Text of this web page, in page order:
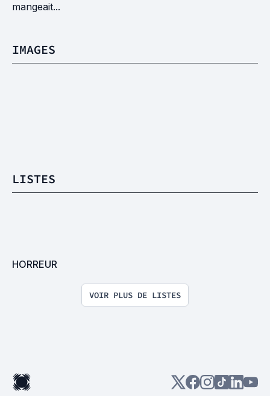
mangeait...
IMAGES
LISTES
HORREUR
VOIR PLUS DE LISTES